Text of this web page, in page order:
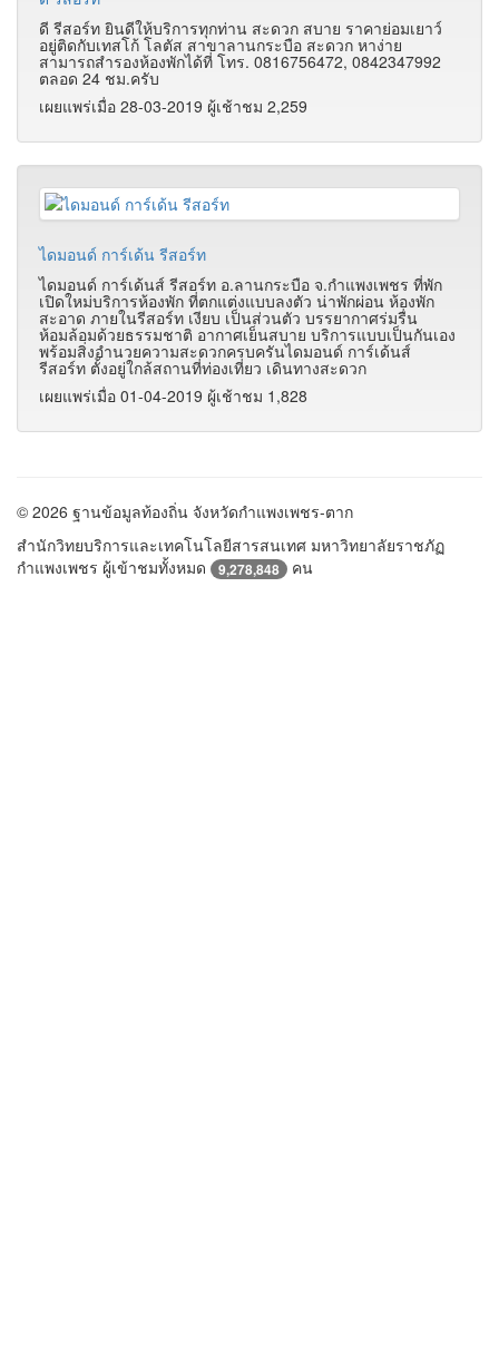
ดี รีสอร์ท ยินดีให้บริการทุกท่าน สะดวก สบาย ราคาย่อมเยาว์
อยู่ติดกับเทสโก้ โลตัส สาขาลานกระบือ สะดวก หาง่าย
สามารถสำรองห้องพักได้ที่ โทร. 0816756472, 0842347992
ตลอด 24 ชม.ครับ
เผยแพร่เมื่อ 28-03-2019 ผู้เช้าชม 2,259
ไดมอนด์ การ์เด้น รีสอร์ท
ไดมอนด์ การ์เด้นส์ รีสอร์ท อ.ลานกระบือ จ.กำแพงเพชร ที่พัก
เปิดใหม่บริการห้องพัก ที่ตกแต่งแบบลงตัว น่าพักผ่อน ห้องพัก
สะอาด ภายในรีสอร์ท เงียบ เป็นส่วนตัว บรรยากาศร่มรื่น
ห้อมล้อมด้วยธรรมชาติ อากาศเย็นสบาย บริการแบบเป็นกันเอง
พร้อมสิ่งอำนวยความสะดวกครบครันไดมอนด์ การ์เด้นส์
รีสอร์ท ตั้งอยู่ใกล้สถานที่ท่องเที่ยว เดินทางสะดวก
เผยแพร่เมื่อ 01-04-2019 ผู้เช้าชม 1,828
© 2026 ฐานข้อมูลท้องถิ่น จังหวัดกำแพงเพชร-ตาก
สำนักวิทยบริการและเทคโนโลยีสารสนเทศ มหาวิทยาลัยราชภัฏ
กำแพงเพชร ผู้เข้าชมทั้งหมด
9,278,848 คน